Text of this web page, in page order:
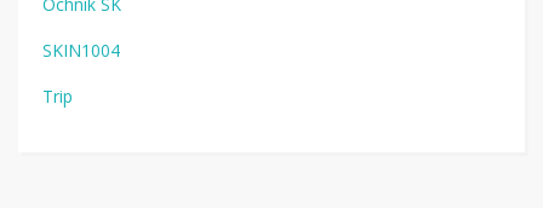
SKIN1004
Trip